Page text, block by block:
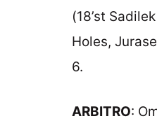
(18’st
Holes,
6.
ARBITRO: